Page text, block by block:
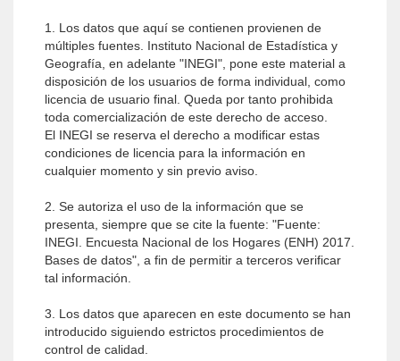
1. Los datos que aquí se contienen provienen de
múltiples fuentes. Instituto Nacional de Estadística y
Geografía, en adelante "INEGI", pone este material a
disposición de los usuarios de forma individual, como
licencia de usuario final. Queda por tanto prohibida
toda comercialización de este derecho de acceso.
El INEGI se reserva el derecho a modificar estas
condiciones de licencia para la información en
cualquier momento y sin previo aviso.
2. Se autoriza el uso de la información que se
presenta, siempre que se cite la fuente: "Fuente:
INEGI. Encuesta Nacional de los Hogares (ENH) 2017.
Bases de datos", a fin de permitir a terceros verificar
tal información.
3. Los datos que aparecen en este documento se han
introducido siguiendo estrictos procedimientos de
control de calidad.